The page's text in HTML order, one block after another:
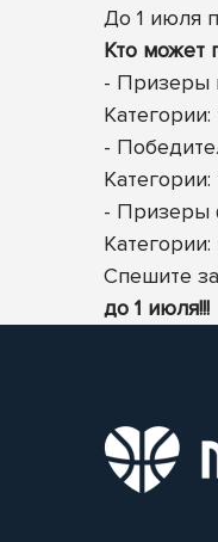
До 1 июля
Кто может
- Призеры
-
- Призеры
Спешите
до 1 июля!!!